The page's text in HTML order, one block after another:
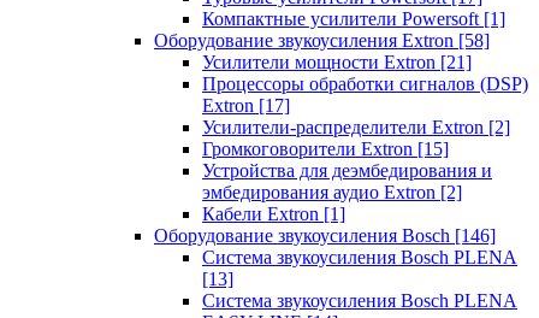
Компактные усилители Powersoft [1]
Оборудование звукоусиления Extron [58]
Усилители мощности Extron [21]
Процессоры обработки сигналов (DSP)
Extron [17]
Усилители-распределители Extron [2]
Громкоговорители Extron [15]
Устройства для деэмбедирования и
эмбедирования аудио Extron [2]
Кабели Extron [1]
Оборудование звукоусиления Bosch [146]
Система звукоусиления Bosch PLENA
[13]
Система звукоусиления Bosch PLENA